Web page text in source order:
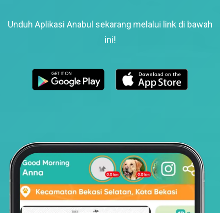
Unduh Aplikasi Anabul sekarang melalui link di bawah
ini!